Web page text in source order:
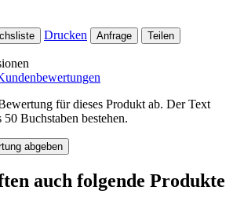
Drucken Anfrage Teilen
für dieses Produkt ab. Der Text
50 Buchstaben bestehen.
abgeben
auch folgende Produkte